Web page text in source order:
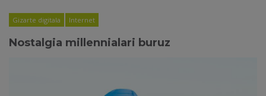
Gizarte digitala Internet
Nostalgia millennialari buruz